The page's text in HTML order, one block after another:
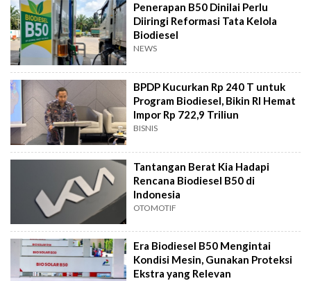
Penerapan B50 Dinilai Perlu
Diiringi Reformasi Tata Kelola
Biodiesel
NEWS
BPDP Kucurkan Rp 240 T untuk
Program Biodiesel, Bikin RI Hemat
Impor Rp 722,9 Triliun
BISNIS
Tantangan Berat Kia Hadapi
Rencana Biodiesel B50 di
Indonesia
OTOMOTIF
Era Biodiesel B50 Mengintai
Kondisi Mesin, Gunakan Proteksi
Ekstra yang Relevan